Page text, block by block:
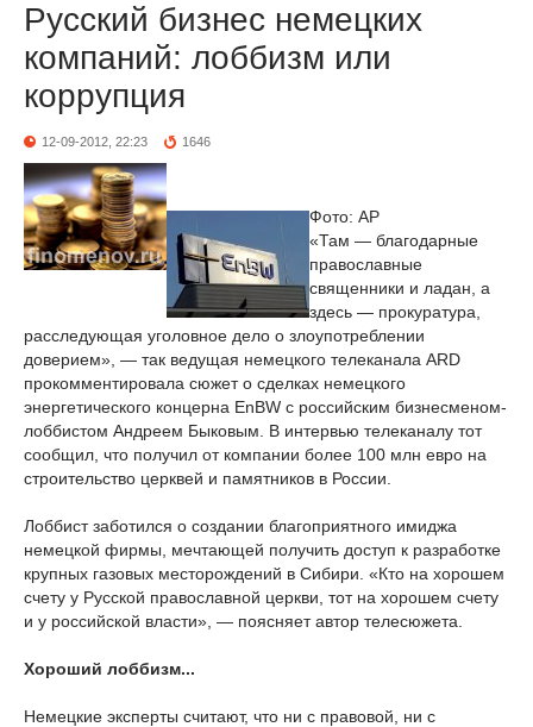
Русский бизнес немецких
компаний: лоббизм или
коррупция
12-09-2012, 22:23 1646
Фото: AP
«Там — благодарные
православные
священники и ладан, а
здесь — прокуратура,
расследующая уголовное дело о злоупотреблении
доверием», — так ведущая немецкого телеканала ARD
прокомментировала сюжет о сделках немецкого
энергетического концерна EnBW с российским бизнесменом-
лоббистом Андреем Быковым. В интервью телеканалу тот
сообщил, что получил от компании более 100 млн евро на
строительство церквей и памятников в России.
Лоббист заботился о создании благоприятного имиджа
немецкой фирмы, мечтающей получить доступ к разработке
крупных газовых месторождений в Сибири. «Кто на хорошем
счету у Русской православной церкви, тот на хорошем счету
и у российской власти», — поясняет автор телесюжета.
Хороший лоббизм...
Немецкие эксперты считают, что ни с правовой, ни с